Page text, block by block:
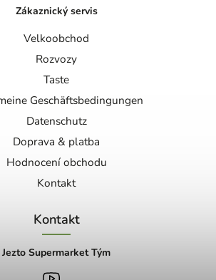
Zákaznický servis
Velkoobchod
Rozvozy
Taste
Geschäftsbedingungen
Datenschutz
Doprava & platba
Hodnocení obchodu
Kontakt
Kontakt
Jezto Supermarket Tým